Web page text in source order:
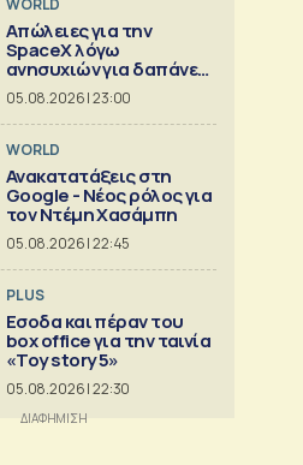
WORLD
Απώλειες για την
SpaceX λόγω
ανησυχιών για δαπάνες
ΑΙ
05.08.2026 | 23:00
WORLD
Ανακατατάξεις στη
Google - Νέος ρόλος για
τον Ντέμη Χασάμπη
05.08.2026 | 22:45
PLUS
Εσοδα και πέραν του
box office για την ταινία
«Toy story 5»
05.08.2026 | 22:30